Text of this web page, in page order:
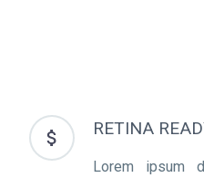

 RETINA
Lorem ipsum